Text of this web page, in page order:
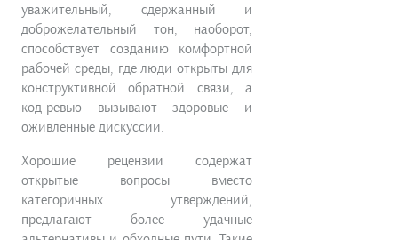
уважительный, сдержанный и
доброжелательный тон, наоборот,
способствует созданию комфортной
рабочей среды, где люди открыты для
конструктивной обратной связи, а
код-ревью вызывают здоровые и
оживленные дискуссии.
Хорошие рецензии содержат
открытые вопросы вместо
категоричных утверждений,
предлагают более удачные